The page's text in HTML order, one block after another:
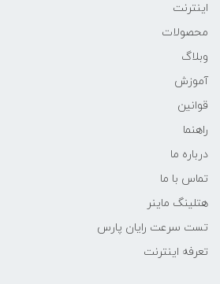
اینترنت
محصولات
وبلاگ
آموزش
قوانین
راهنما
درباره ما
تماس با ما
هتلینگ ماینر
تست سرعت رایان پارس
تعرفه اینترنت